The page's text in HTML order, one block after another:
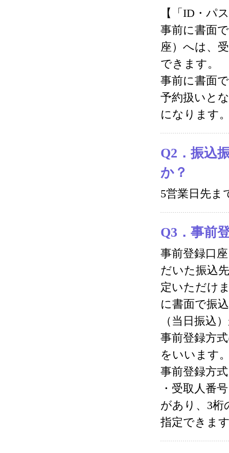
【「ID・パ
事前に書面
座）へは、
できます。
事前に書面
予約扱いと
になります
Q2．振込
か？
5営業日先ま
Q3．事前
事前登録口
だいた振込
定いただけ
に書面で振
（当日振込
事前登録方
をいいます
事前登録方
・受取人番
があり、3桁
指定できま